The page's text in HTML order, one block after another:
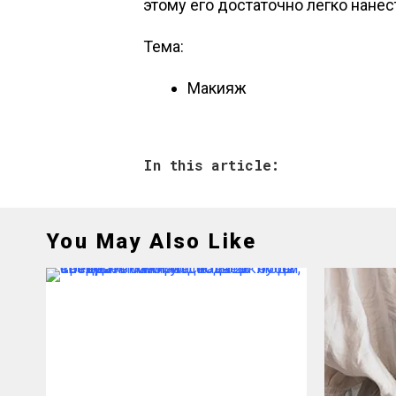
этому его достаточно легко
Тема:
Макияж
In this article:
You May Also Like